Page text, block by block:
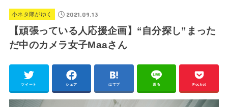
小ネタ隊がゆく 2021.09.13
【頑張っている人応援企画】“自分探し”まった
だ中のカメラ女子Maaさん
ツイート シェア はてブ 送る Pocket